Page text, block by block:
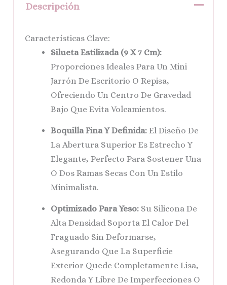
Descripción
Características Clave:
Silueta Estilizada (9 X 7 Cm):
Proporciones Ideales Para Un Mini
Jarrón De Escritorio O Repisa,
Ofreciendo Un Centro De Gravedad
Bajo Que Evita Volcamientos.
Boquilla Fina Y Definida: El Diseño De
La Abertura Superior Es Estrecho Y
Elegante, Perfecto Para Sostener Una
O Dos Ramas Secas Con Un Estilo
Minimalista.
Optimizado Para Yeso: Su Silicona De
Alta Densidad Soporta El Calor Del
Fraguado Sin Deformarse,
Asegurando Que La Superficie
Exterior Quede Completamente Lisa,
Redonda Y Libre De Imperfecciones O